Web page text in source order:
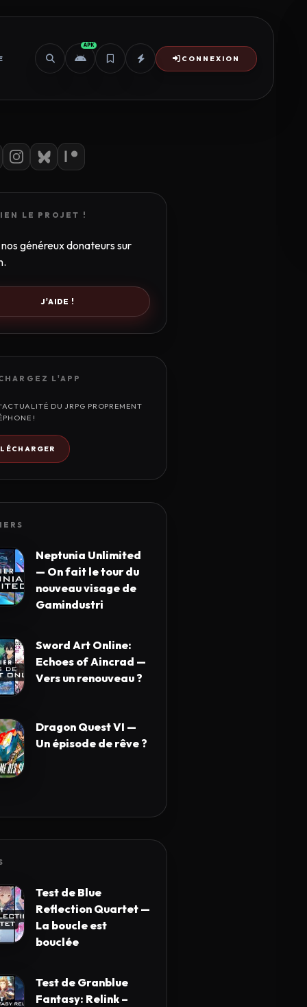
APK
CONNEXION
LE PROJET !
généreux donateurs sur
J'AIDE !
L'APP
DU JRPG PROPREMENT
!
Neptunia Unlimited
— On fait le tour du
nouveau visage de
Gamindustri
Sword Art Online:
Echoes of Aincrad —
Vers un renouveau ?
Dragon Quest VI —
Un épisode de rêve ?
Test de Blue
Reflection Quartet —
La boucle est
bouclée
Test de Granblue
Fantasy: Relink –